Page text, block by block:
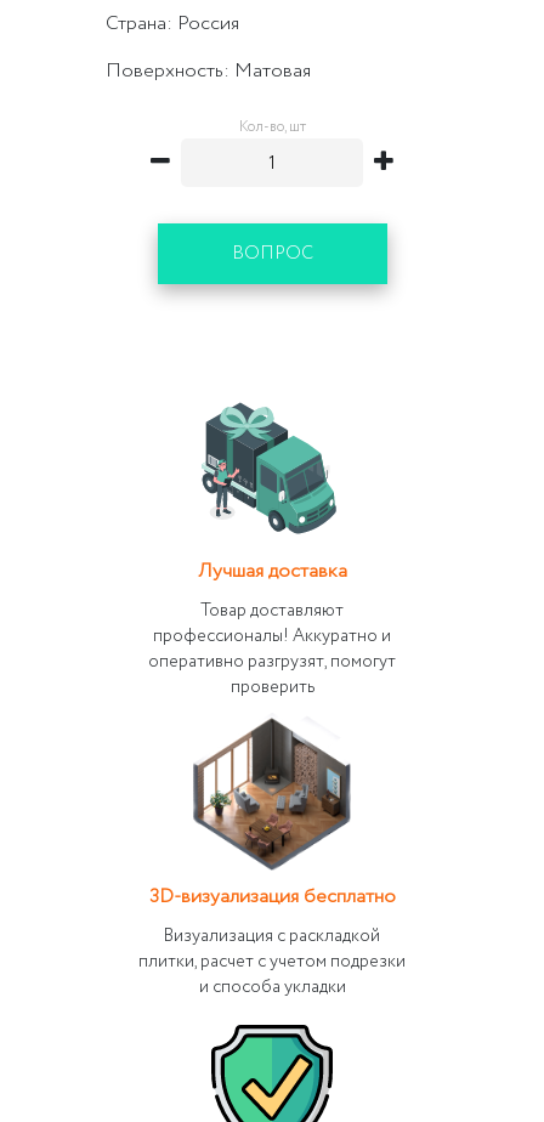
Страна: Россия
Поверхность: Матовая
Кол-во, шт
ВОПРОС
Лучшая доставка
Товар доставляют
профессионалы! Аккуратно и
оперативно разгрузят, помогут
проверить
3D-визуализация бесплатно
Визуализация с раскладкой
плитки, расчет с учетом подрезки
и способа укладки